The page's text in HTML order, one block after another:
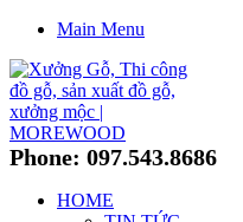
Main Menu
Phone: 097.543.8686
HOME